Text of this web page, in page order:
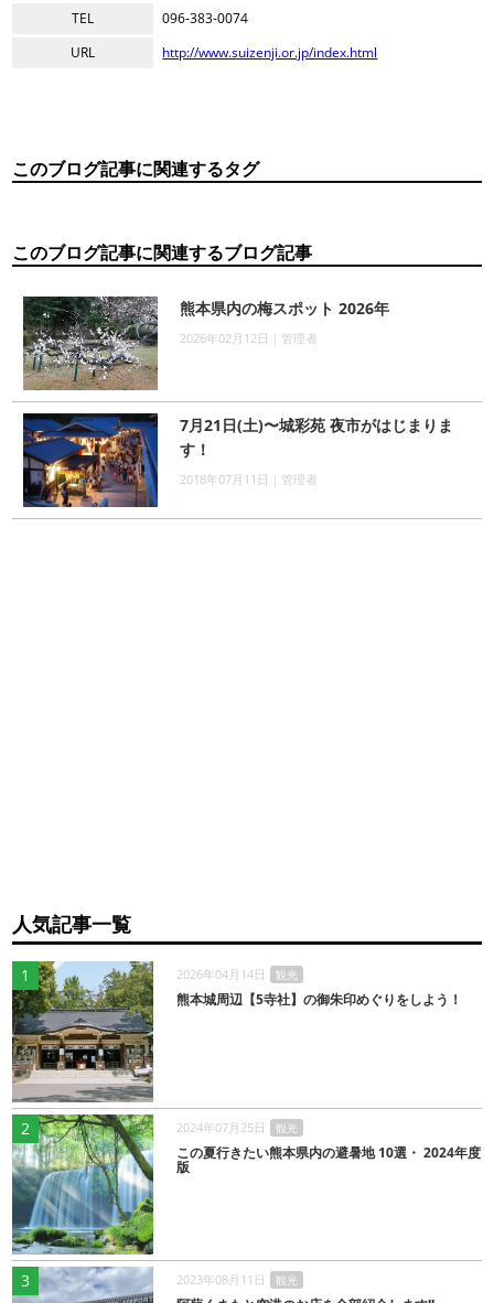
TEL
096-383-0074
URL
http://www.suizenji.or.jp/index.html
このブログ記事に関連するタグ
このブログ記事に関連するブログ記事
熊本県内の梅スポット 2026年
2026年02月12日｜管理者
7月21日(土)〜城彩苑 夜市がはじまりま
す！
2018年07月11日｜管理者
人気記事一覧
1 2026年04月14日 観光
熊本城周辺【5寺社】の御朱印めぐりをしよう！
2 2024年07月25日 観光
この夏行きたい熊本県内の避暑地 10選・ 2024年度
版
3 2023年08月11日 観光